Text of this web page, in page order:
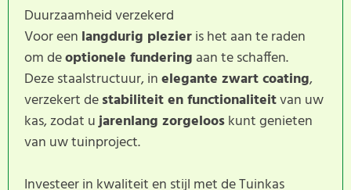
Duurzaamheid verzekerd
Voor een langdurig plezieris het aan te raden
om deoptionele fundering aan te schaffen.
Deze staalstructuur, inelegante zwart coating,
verzekert destabiliteit en functionaliteitvan uw
kas, zodat ujarenlang zorgelooskunt genieten
van uw tuinproject.
Investeer in kwaliteit en stijl met de Tuinkas